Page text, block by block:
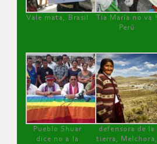
Vale mata, Brasil
Tía María no va !
Perú
Pueblo Shuar
dice no a la
defensora de la
tierra, Melchora,